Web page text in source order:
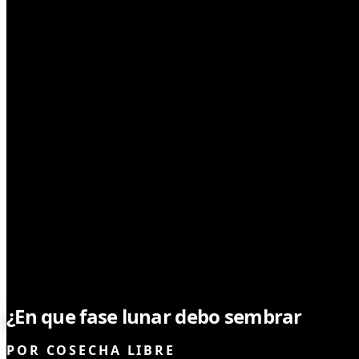
¿En que fase lunar debo sembrar
POR COSECHA LIBRE